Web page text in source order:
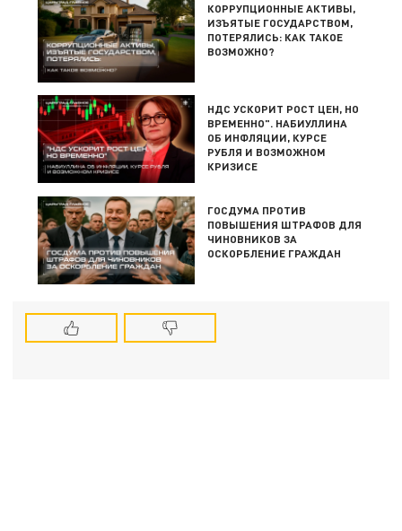
КОРРУПЦИОННЫЕ АКТИВЫ,
ИЗЪЯТЫЕ ГОСУДАРСТВОМ,
ПОТЕРЯЛИСЬ: КАК ТАКОЕ
ВОЗМОЖНО?
НДС УСКОРИТ РОСТ ЦЕН, НО
ВРЕМЕННО". НАБИУЛЛИНА
ОБ ИНФЛЯЦИИ, КУРСЕ
РУБЛЯ И ВОЗМОЖНОМ
КРИЗИСЕ
ГОСДУМА ПРОТИВ
ПОВЫШЕНИЯ ШТРАФОВ ДЛЯ
ЧИНОВНИКОВ ЗА
ОСКОРБЛЕНИЕ ГРАЖДАН